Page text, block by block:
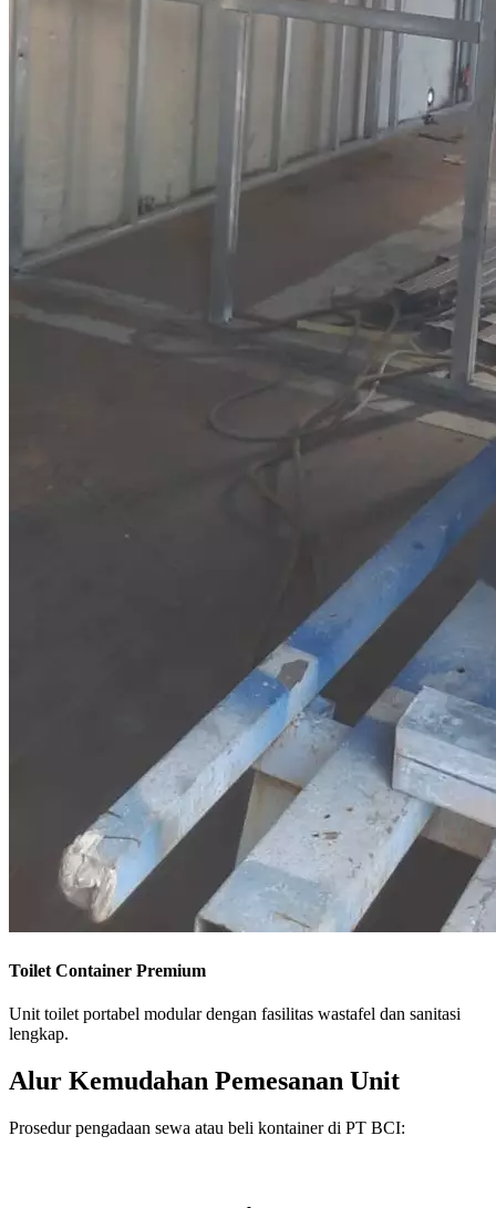
Toilet Container Premium
Unit toilet portabel modular dengan fasilitas wastafel dan sanitasi
lengkap.
Alur Kemudahan Pemesanan Unit
Prosedur pengadaan sewa atau beli kontainer di PT BCI: